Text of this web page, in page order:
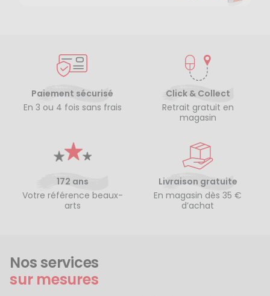
Paiement sécurisé
En 3 ou 4 fois sans frais
Click & Collect
Retrait gratuit en
magasin
172 ans
Votre référence beaux-
arts
Livraison gratuite
En magasin dès 35 €
d’achat
Nos services
sur mesures